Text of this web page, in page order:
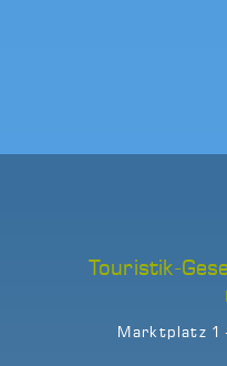
Touristik-
Marktplatz 1